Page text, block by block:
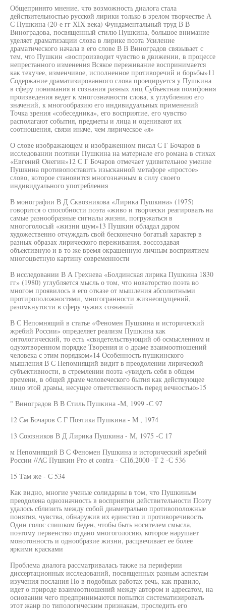
Общепринято мнение, что возможность диалога стала
действительностью русской лирики только в зрелом творчестве А
С Пушкина (20-е гг XIX века) Фундаментальный труд В В
Виноградова, посвященный стилю Пушкина, большое внимание
уделяет драматизации слова в лирике поэта Усиление
драматического начала в его слове В В Виноградов связывает с
тем, что Пушкин «воспроизводит чувство в движении, в процессе
непрестанного изменения Всякое переживание воспринимается
как текучее, изменчивое, исполненное противоречий и борьбы»11
Содержание драматизированного слова проецируется у Пушкина
в сферу понимания и сознания разных лиц Субъектная полифония
произведения ведет к многозначности слова, к углублению его
значений, к многообразию его индивидуальных применений
Точка зрения «собеседника», его восприятие, его чувство
располагают события, предметы и лица и оценивают их
соотношения, связи иначе, чем лирическое «я»
О слове изображающем и изображенном писал С Г Бочаров в
исследовании поэтики Пушкина на материале его романа в стихах
«Евгений Онегин»12 С Г Бочаров отмечает удивительное умение
Пушкина противопоставить изысканной метафоре «простое»
слово, которое становится многозначным в силу своего
индивидуального употребления
В монографии В Д Сквозникова «Лирика Пушкина» (1975)
говорится о способности поэта «живо и творчески реагировать на
самые разнообразные сигналы жизни, погружаться в
многоголосый «жизни шум»13 Пушкин обладал даром
художественно отчуждать свой бесконечно богатый характер в
разных образах лирического переживания, воссоздавая
объективную и в то же время окрашенную личным восприятием
многоцветную картину современности
В исследовании В А Грехнева «Болдинская лирика Пушкина 1830
гг» (1980) углубляется мысль о том, что новаторство поэта во
многом проявилось в его отказе от мышления абсолютными
протироположностями, многогранности жизнеощущений,
разомкнутости в сферу чужих сознаний
В С Непомнящий в статье «Феномен Пушкина и исторический
жребий России» определяет реализм Пушкина как
онтологический, то есть «свидетельствующий об осмысленном и
одухотворенном порядке Творения и о драме взаимоотношений
человека с этим порядком»14 Особенность пушкинского
мышления В С Непомнящий видит в преодолении лирической
субъективности, в стремлении поэта «увидеть себя в общем
времени, в общей драме человеческого бытия как действующее
лицо этой драмы, несущее ответственность перед вечностью»15
" Виноградов В В Стиль Пушкина -М, 1999 -С 97
12 См Бочаров С Г Поэтика Пушкина - М , 1974
13 Союзников В Д Лирика Пушкина - М, 1975 -С 17
м Непомнящий В С Феномен Пушкина и исторический жребий
России //АС Пушкин Pro et contra - СПб,2000 -T 2 -С 536
15 Там же - С 534
Как видно, многие ученые солидарны в том, что Пушкиным
преодолена однозначность в восприятии действительности Поэту
удалось сблизить между собой диаметрально противоположные
понятия, чувства, обнаружив их единство и противоречивость
Один голос слишком беден, чтобы быть носителем смысла,
поэтому первенство отдано многоголосию, которое нарушает
монотонность и однообразие жизни, расцвечивает ее более
яркими красками
Проблема диалога рассматривалась также на периферии
диссертационных исследований, посвященных разным аспектам
изучения послания Но в подобных работах речь, как правило,
идет о природе взаимоотношений между автором и адресатом, на
основании чего предпринимаются попытки систематизировать
этот жанр по типологическим признакам, проследить его